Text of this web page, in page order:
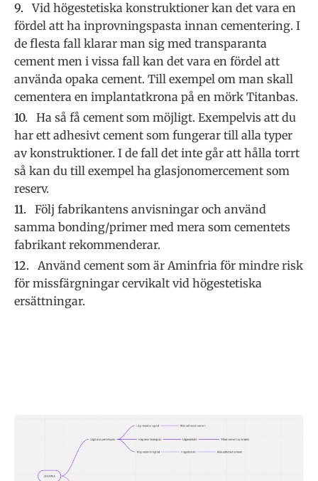
Vid högestetiska konstruktioner kan det vara en
fördel att ha inprovningspasta innan cementering. I
de flesta fall klarar man sig med transparanta
cement men i vissa fall kan det vara en fördel att
använda opaka cement. Till exempel om man skall
cementera en implantatkrona på en mörk Titanbas.
Ha så få cement som möjligt. Exempelvis att du
har ett adhesivt cement som fungerar till alla typer
av konstruktioner. I de fall det inte går att hålla torrt
så kan du till exempel ha glasjonomercement som
reserv.
Följ fabrikantens anvisningar och använd
samma bonding/primer med mera som cementets
fabrikant rekommenderar.
Använd cement som är Aminfria för mindre risk
för missfärgningar cervikalt vid högestetiska
ersättningar.